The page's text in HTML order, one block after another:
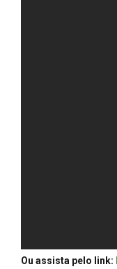
Ou assista pelo link: